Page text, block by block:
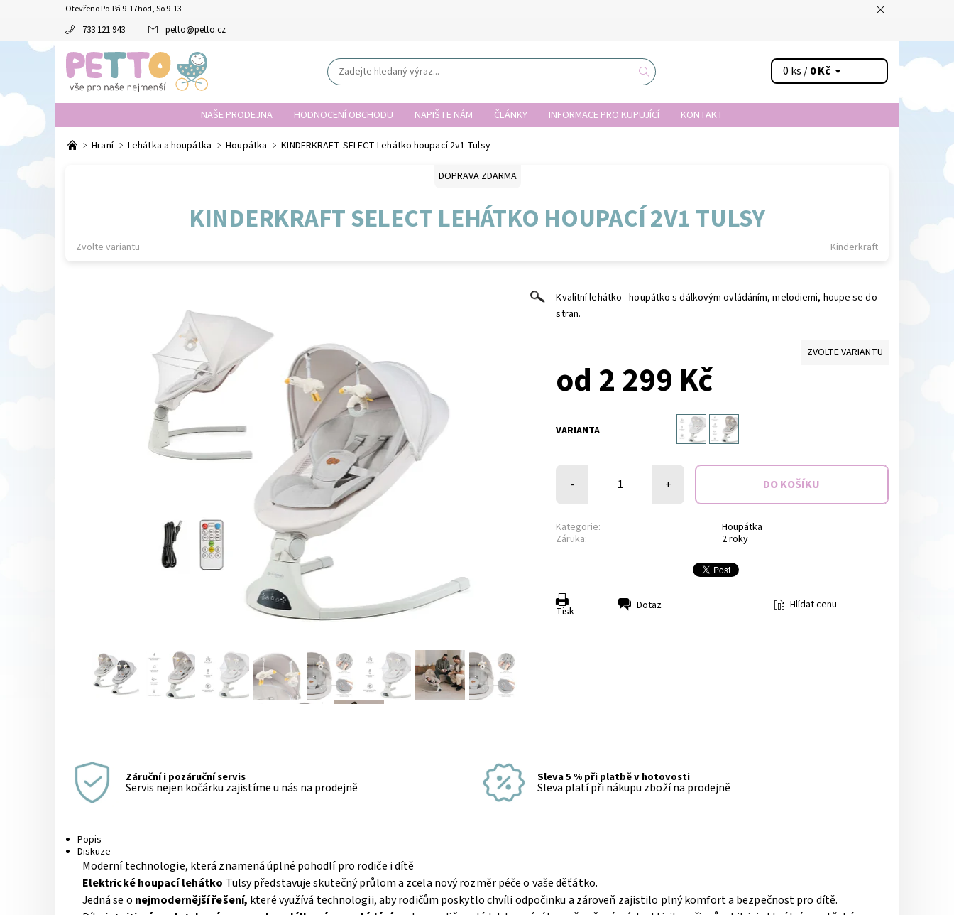
Otevřeno Po-Pá 9-17hod, So 9-13
733 121 943 petto@petto.cz
0 ks /0 Kč
NAŠE PRODEJNA HODNOCENÍ OBCHODU NAPIŠTE NÁM ČLÁNKY INFORMACE PRO KUPUJÍCÍ KONTAKT
Hraní Lehátka a houpátka Houpátka KINDERKRAFT SELECT Lehátko houpací 2v1 Tulsy
DOPRAVA ZDARMA
KINDERKRAFT SELECT LEHÁTKO HOUPACÍ 2V1 TULSY
Zvolte variantu Kinderkraft
Kvalitní lehátko - houpátko s dálkovým ovládáním, melodiemi, houpe se do
stran.
ZVOLTE VARIANTU
od 2 299 Kč
VARIANTA
- +
Kategorie:
Houpátka
Záruka:
2 roky
Tisk Dotaz Hlídat cenu
Záruční i pozáruční servis
Servis nejen kočárku zajistíme u nás na prodejně
Sleva 5 % při platbě v hotovosti
Sleva platí při nákupu zboží na prodejně
Popis
Diskuze
Moderní technologie, která znamená úplné pohodlí pro rodiče i dítě
Elektrické houpací lehátko Tulsy představuje skutečný průlom a zcela nový rozměr péče o vaše děťátko.
Jedná se o nejmodernější řešení, které využívá technologii, aby rodičům poskytlo chvíli odpočinku a zároveň zajistilo plný komfort a bezpečnost pro dítě.